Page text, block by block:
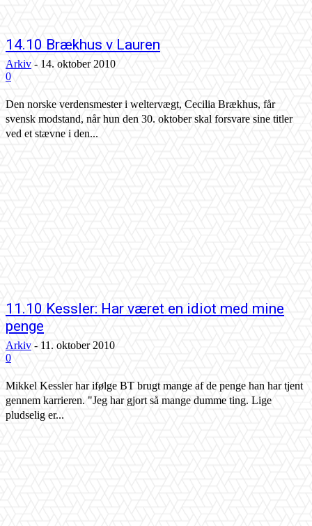
14.10 Brækhus v Lauren
Arkiv - 14. oktober 2010
0
Den norske verdensmester i weltervægt, Cecilia Brækhus, får
svensk modstand, når hun den 30. oktober skal forsvare sine titler
ved et stævne i den...
11.10 Kessler: Har været en idiot med mine
penge
Arkiv - 11. oktober 2010
0
Mikkel Kessler har ifølge BT brugt mange af de penge han har tjent
gennem karrieren. "Jeg har gjort så mange dumme ting. Lige
pludselig er...